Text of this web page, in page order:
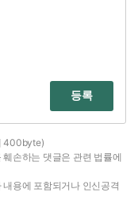
등록
400byte)
손하는 댓글은 관련 법률에
용에 포함되거나 인신공격